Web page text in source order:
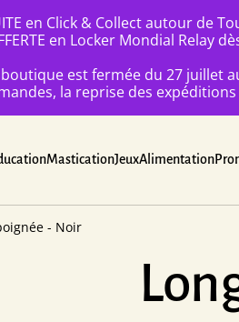
en Click & Collect autour de
en Locker Mondial Relay
est fermée du 27 juillet
la reprise des
MasticationJeuxAlimentation
- Noir